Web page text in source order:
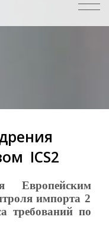
ICS2
Европейским
импорта 2
а требований по